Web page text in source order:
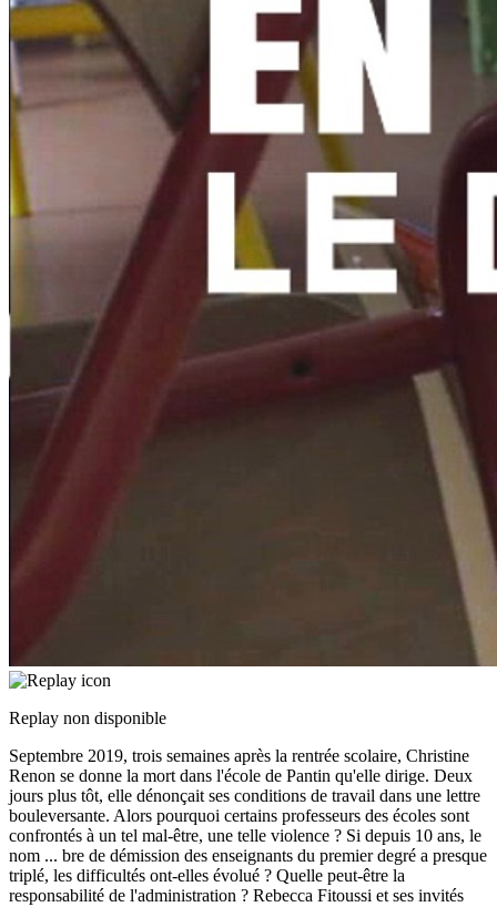
Replay non disponible
Septembre 2019, trois semaines après la rentrée scolaire, Christine
Renon se donne la mort dans l'école de Pantin qu'elle dirige. Deux
jours plus tôt, elle dénonçait ses conditions de travail dans une lettre
bouleversante. Alors pourquoi certains professeurs des écoles sont
confrontés à un tel mal-être, une telle violence ? Si depuis 10 ans, le
nom ... bre de démission des enseignants du premier degré a presque
triplé, les difficultés ont-elles évolué ? Quelle peut-être la
responsabilité de l'administration ? Rebecca Fitoussi et ses invités